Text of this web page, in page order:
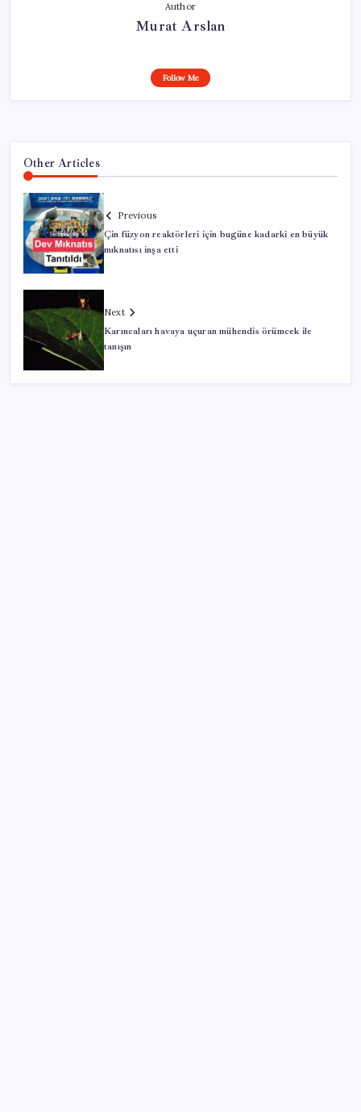
Author
Murat Arslan
Follow Me
Other Articles
Previous
Çin füzyon reaktörleri için bugüne kadarki en büyük
mıknatısı inşa etti
Next
Karıncaları havaya uçuran mühendis örümcek ile
tanışın